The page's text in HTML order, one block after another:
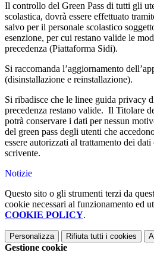
Il controllo del Green Pass di tutti gli
scolastica, dovrà essere effettuato
salvo per il personale scolastico
esenzione, per cui restano valide le
precedenza (Piattaforma Sidi).
Si raccomanda l’aggiornamento
(disinstallazione e reinstallazione).
Si ribadisce che le linee guida privacy
precedenza restano valide. Il Titolare
potrà conservare i dati per nessun
del green pass degli utenti che
essere autorizzati al trattamento dei
scrivente.
Notizie
Questo sito o gli strumenti terzi da
cookie necessari al funzionamento ed
COOKIE POLICY.
Personalizza Rifiuta tutti i cookies
Gestione cookie